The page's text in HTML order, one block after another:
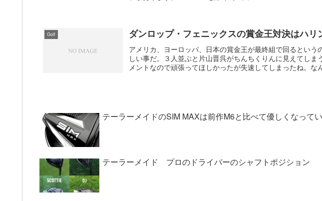
Golf ダンロップ・フェニックスの賞金王対決はハリ
アメリカ、ヨーロッパ、日本の賞金王が最終組で回るという
しい事だ。３人並ぶと片山晋呉がちんちくりんに見えてし
メントなので頑張ってほしかったが失速してしまったね。な
テーラーメイドのSIM MAXは前作M6と比べて優しくなって
テーラーメイド プロのドライバーのシャフトポジション